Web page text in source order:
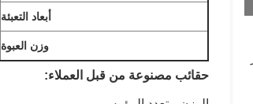
أبعاد التعبئة
وزن العبوة
حقائب مصنوعة من قبل العملاء: